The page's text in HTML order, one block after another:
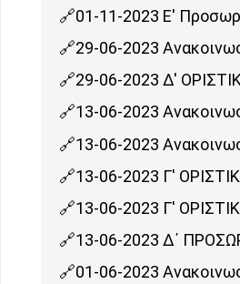
01-11-2023 Ε'
29-06-2023
29-06-2023 Δ'
13-06-2023
13-06-2023
13-06-2023 Γ'
13-06-2023 Γ'
13-06-2023 Δ΄
01-06-2023